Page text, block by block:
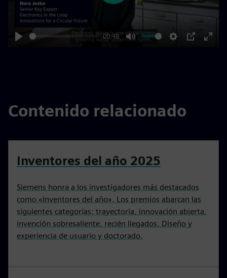
00:48
Contenido relacionado
Inventores del año 2025
Siemens honra a los investigadores más destacados
como «Inventores del año». Los premios abarcan las
siguientes categorías: trayectoria, innovación abierta,
invención sobresaliente, recién llegados, Diseño y
experiencia de usuario y doctorado.